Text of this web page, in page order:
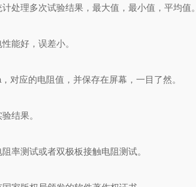
处理多次试验结果，最大值，最小值，平均值。
能好，误差小。
对应的电阻值，并保存在屏幕，一目了然。
结果。
率测试或者双极板接触电阻测试。